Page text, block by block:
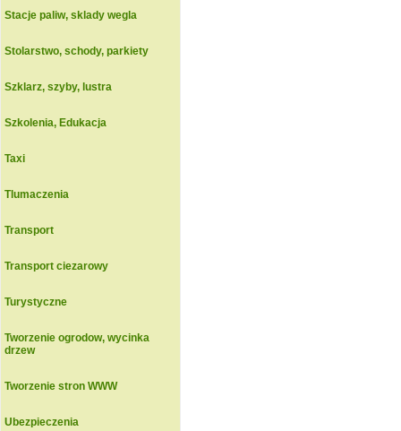
Stacje paliw, sklady wegla
Stolarstwo, schody, parkiety
Szklarz, szyby, lustra
Szkolenia, Edukacja
Taxi
Tlumaczenia
Transport
Transport ciezarowy
Turystyczne
Tworzenie ogrodow, wycinka
drzew
Tworzenie stron WWW
Ubezpieczenia